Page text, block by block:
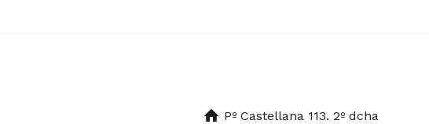
Pº Castellana 113. 2º dcha